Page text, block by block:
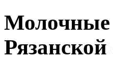
Молочные
Рязанской